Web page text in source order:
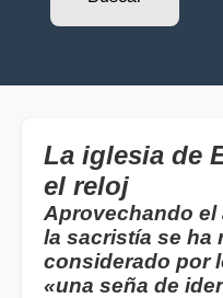
La iglesia de
el reloj
Aprovechando el
la sacristía se ha
considerado por
«una seña de